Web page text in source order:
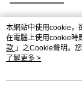
热门标签
本網站中使用cookie，
在電腦上使用cookie時
款 」之Cookie聲明。
之Cookie聲明使用
了解更多 >